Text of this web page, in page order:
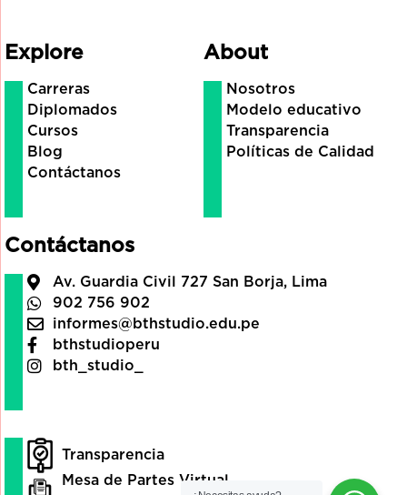
Explore
Carreras
Diplomados
Cursos
Blog
Contáctanos
About
Nosotros
Modelo educativo
Transparencia
Políticas de Calidad
Contáctanos
Av. Guardia Civil 727 San Borja, Lima
902 756 902
informes@bthstudio.edu.pe
bthstudioperu
bth_studio_
Transparencia
Mesa de Partes Virtual